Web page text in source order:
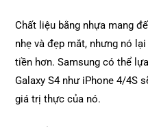
Chất liệu bằng nhựa mang
nhẹ và đẹp mắt, nhưng nó
tiền hơn. Samsung có thể
Galaxy S4 như iPhone 4/4S
giá trị thực của nó.